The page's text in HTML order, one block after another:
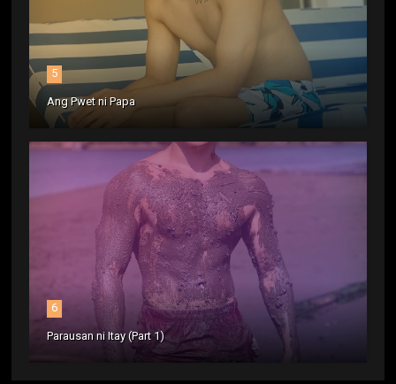
5
Ang Pwet ni Papa
6
Parausan ni Itay (Part 1)